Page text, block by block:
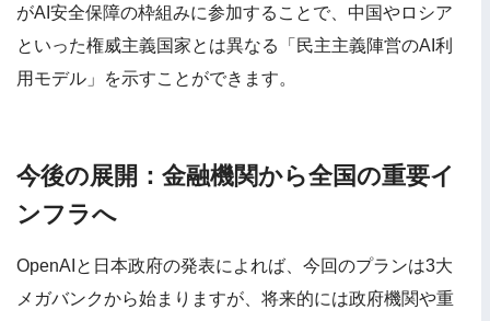
がAI安全保障の枠組みに参加することで、中国やロシア
といった権威主義国家とは異なる「民主主義陣営のAI利
用モデル」を示すことができます。
今後の展開：金融機関から全国の重要イ
ンフラへ
OpenAIと日本政府の発表によれば、今回のプランは3大
メガバンクから始まりますが、将来的には政府機関や重